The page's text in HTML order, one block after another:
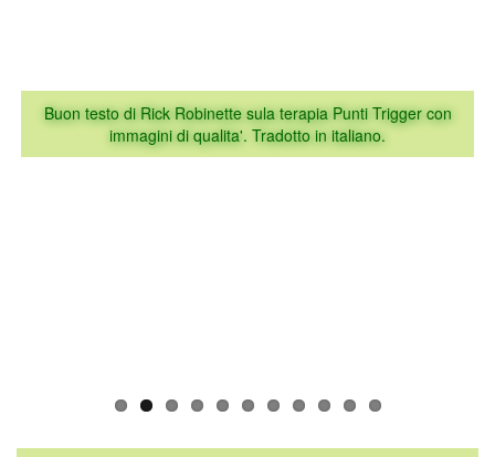
Buon testo di Rick Robinette sula terapia Punti Trigger con
immagini di qualita'. Tradotto in italiano.